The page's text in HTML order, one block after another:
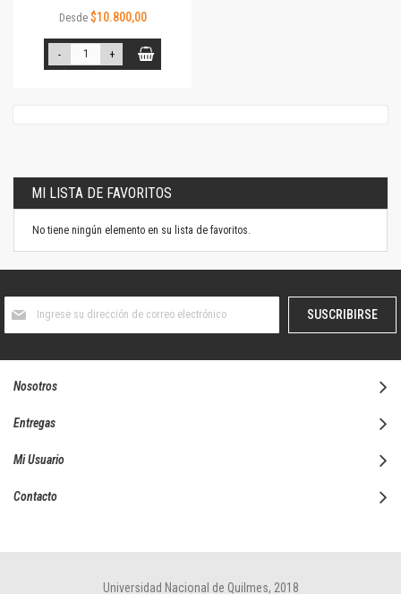
Desde $10.800,00
- +
MI LISTA DE FAVORITOS
No tiene ningún elemento en su lista de favoritos.
boletín
SUSCRIBIRSE
Nosotros
Entregas
Mi Usuario
Contacto
Universidad Nacional de Quilmes, 2018